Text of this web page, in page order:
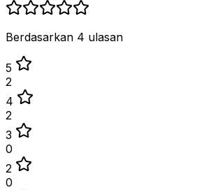
Berdasarkan 4 ulasan
5
2
4
2
3
0
2
0